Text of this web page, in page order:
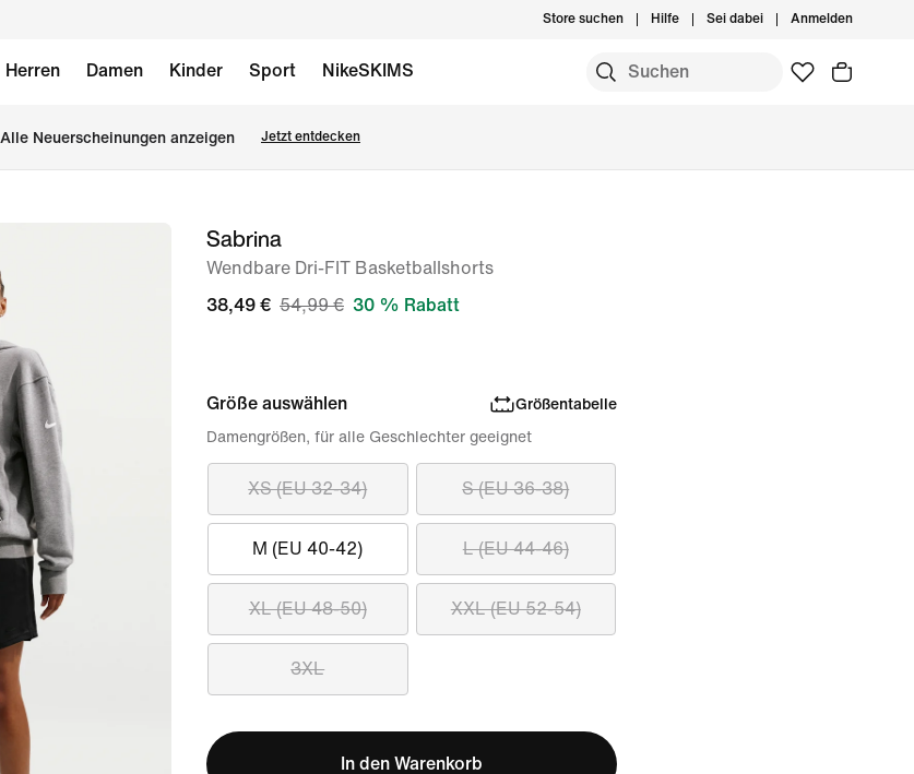
Store suchen Hilfe Sei dabei Anmelden
Herren Damen Kinder Sport NikeSKIMS
Alle Neuerscheinungen anzeigen Jetzt entdecken
Bild 1Sabrina
Wendbare Dri-FIT Basketballshorts
38,49 € 54,99 € 30 % Rabatt
Größe auswählen Größentabelle
XS (EU 32-34) S (EU 36-38)
M (EU 40-42) L (EU 44-46)
XL (EU 48-50) XXL (EU 52-54)
3XL
Damengrößen, für alle Geschlechter geeignet
In den Warenkorb